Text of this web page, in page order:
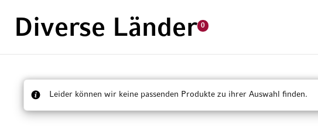
Diverse Länder 0
Leider können wir keine passenden Produkte zu ihrer Auswahl finden.